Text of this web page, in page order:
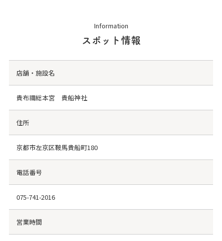
Information
スポット情報
店舗・施設名
貴布禰総本宮 貴船神社
住所
京都市左京区鞍馬貴船町180
電話番号
075-741-2016
営業時間